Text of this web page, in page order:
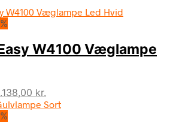
W4100 Væglampe
kr.
aktuelle